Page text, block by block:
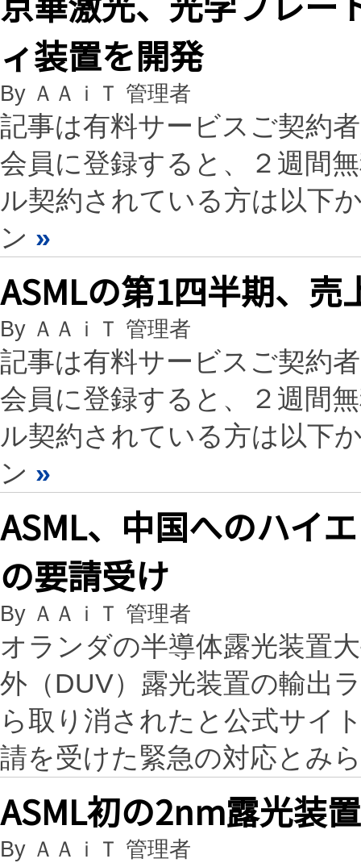
ィ装置を開発
By ＡＡｉＴ 管理者
記事は有料サービスご契約
会員に登録すると、２週間
ル契約されている方は以下
ン »
ASMLの第1四半期、
By ＡＡｉＴ 管理者
記事は有料サービスご契約
会員に登録すると、２週間
ル契約されている方は以下
ン »
ASML、中国へのハイ
の要請受け
By ＡＡｉＴ 管理者
オランダの半導体露光装置
外（DUV）露光装置の輸出
ら取り消されたと公式サイ
請を受けた緊急の対応とみ
ASML初の2nm露光装
By ＡＡｉＴ 管理者